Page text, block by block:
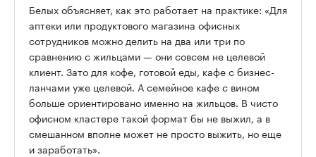
Белых объясняет, как это работает на практике: «Для
аптеки или продуктового магазина офисных
сотрудников можно делить на два или три по
сравнению с жильцами — они совсем не целевой
клиент. Зато для кофе, готовой еды, кафе с бизнес-
ланчами уже целевой. А семейное кафе с вином
больше ориентировано именно на жильцов. В чисто
офисном кластере такой формат бы не выжил, а в
смешанном вполне может не просто выжить, но еще
и заработать».